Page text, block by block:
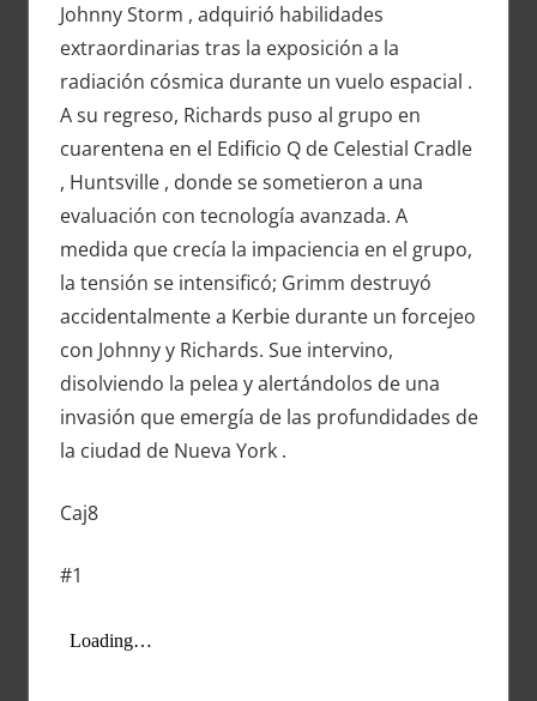
Johnny Storm , adquirió habilidades
extraordinarias tras la exposición a la
radiación cósmica durante un vuelo espacial .
A su regreso, Richards puso al grupo en
cuarentena en el Edificio Q de Celestial Cradle
, Huntsville , donde se sometieron a una
evaluación con tecnología avanzada. A
medida que crecía la impaciencia en el grupo,
la tensión se intensificó; Grimm destruyó
accidentalmente a Kerbie durante un forcejeo
con Johnny y Richards. Sue intervino,
disolviendo la pelea y alertándolos de una
invasión que emergía de las profundidades de
la ciudad de Nueva York .
Caj8
#1